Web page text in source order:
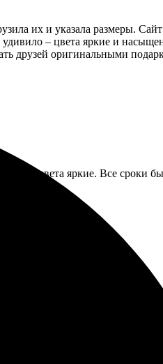
их и указала размеры.
– цвета яркие и
друзей оригинальными
цвета яркие. Все сроки
всегда на связи, отвечают